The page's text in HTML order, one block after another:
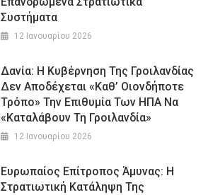
Συστήματα
12 Ιανουαρίου 2026
Δανία: Η Κυβέρνηση Της Γροιλανδίας
Δεν Αποδέχεται «καθ’ Οιονδήποτε
Τρόπο» Την Επιθυμία Των ΗΠΑ Να
«καταλάβουν Τη Γροιλανδία»
12 Ιανουαρίου 2026
Ευρωπαίος Επίτροπος Άμυνας: Η
Στρατιωτική Κατάληψη Της